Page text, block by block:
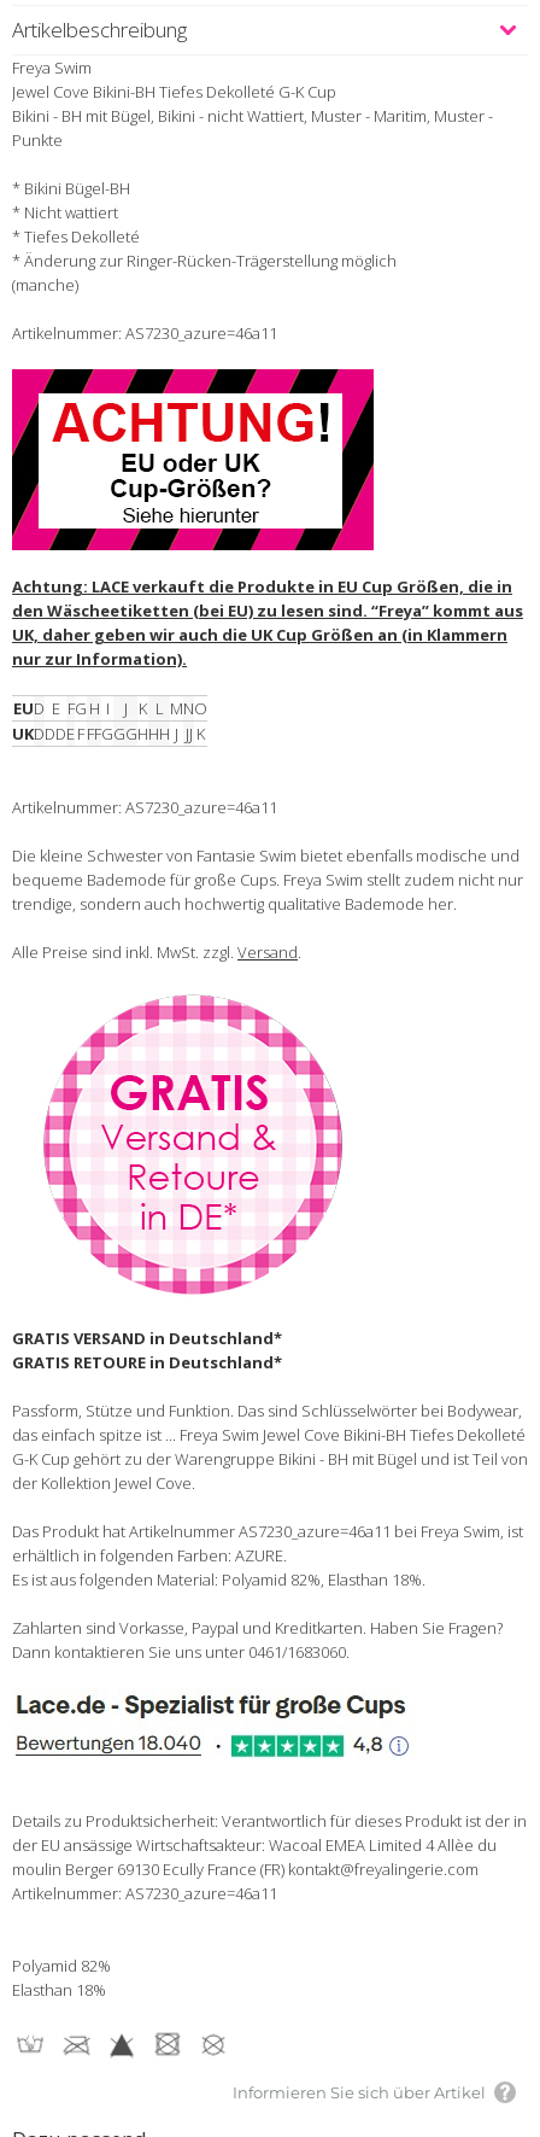
Artikelbeschreibung
Freya Swim
Jewel Cove Bikini-BH Tiefes Dekolleté G-K Cup
Bikini - BH mit Bügel, Bikini - nicht Wattiert, Muster - Maritim, Muster -
Punkte
* Bikini Bügel-BH
* Nicht wattiert
* Tiefes Dekolleté
* Änderung zur Ringer-Rücken-Trägerstellung möglich
(manche)
Artikelnummer: AS7230_azure=46a11
Achtung: LACE verkauft die Produkte in EU Cup Größen, die in
den Wäscheetiketten (bei EU) zu lesen sind. “Freya” kommt aus
UK, daher geben wir auch die UK Cup Größen an (in Klammern
nur zur Information).
EUD E FG H I J K L MNO
UKDDDEFFFGGGHHH J JJ K
Artikelnummer: AS7230_azure=46a11
Die kleine Schwester von Fantasie Swim bietet ebenfalls modische und
bequeme Bademode für große Cups. Freya Swim stellt zudem nicht nur
trendige, sondern auch hochwertig qualitative Bademode her.
Alle Preise sind inkl. MwSt. zzgl. Versand.
GRATIS VERSAND in Deutschland*
GRATIS RETOURE in Deutschland*
Passform, Stütze und Funktion. Das sind Schlüsselwörter bei Bodywear,
das einfach spitze ist ... Freya Swim Jewel Cove Bikini-BH Tiefes Dekolleté
G-K Cup gehört zu der Warengruppe Bikini - BH mit Bügel und ist Teil von
der Kollektion Jewel Cove.
Das Produkt hat Artikelnummer AS7230_azure=46a11 bei Freya Swim, ist
erhältlich in folgenden Farben: AZURE.
Es ist aus folgenden Material: Polyamid 82%, Elasthan 18%.
Zahlarten sind Vorkasse, Paypal und Kreditkarten. Haben Sie Fragen?
Dann kontaktieren Sie uns unter 0461/1683060.
Details zu Produktsicherheit: Verantwortlich für dieses Produkt ist der in
der EU ansässige Wirtschaftsakteur: Wacoal EMEA Limited 4 Allèe du
moulin Berger 69130 Ecully France (FR) kontakt@freyalingerie.com
Artikelnummer: AS7230_azure=46a11
Polyamid 82%
Elasthan 18%
Informieren Sie sich über Artikel